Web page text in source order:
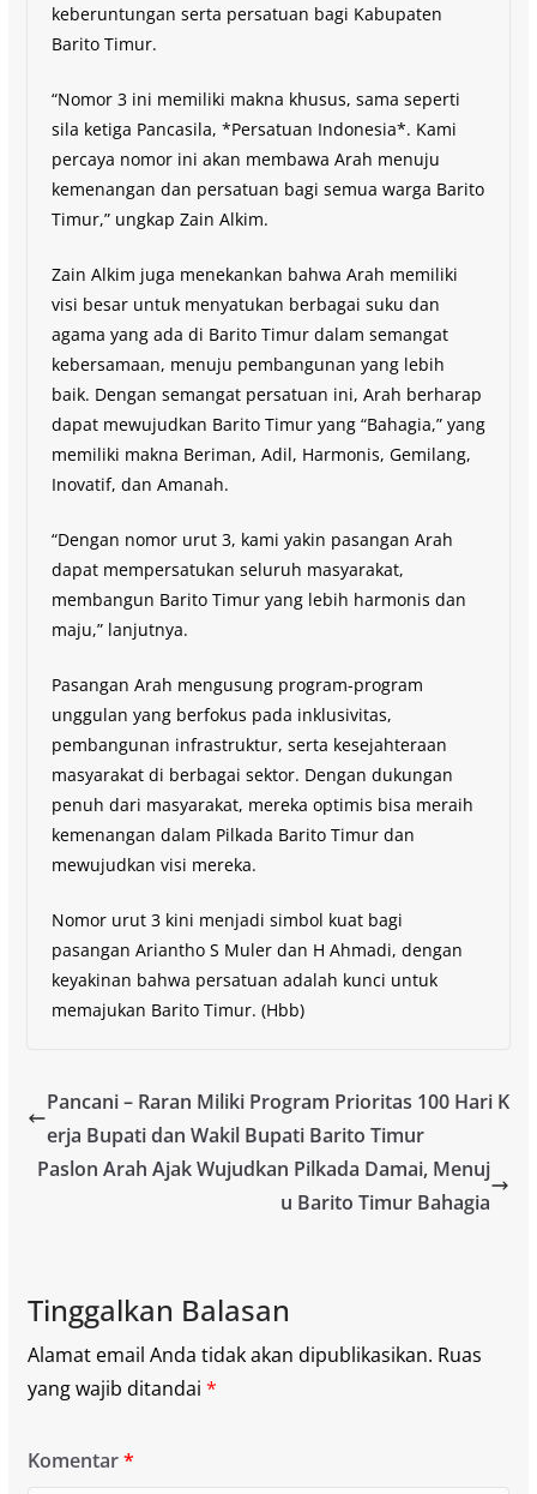
keberuntungan serta persatuan bagi Kabupaten
Barito Timur.
“Nomor 3 ini memiliki makna khusus, sama seperti
sila ketiga Pancasila, *Persatuan Indonesia*. Kami
percaya nomor ini akan membawa Arah menuju
kemenangan dan persatuan bagi semua warga Barito
Timur,” ungkap Zain Alkim.
Zain Alkim juga menekankan bahwa Arah memiliki
visi besar untuk menyatukan berbagai suku dan
agama yang ada di Barito Timur dalam semangat
kebersamaan, menuju pembangunan yang lebih
baik. Dengan semangat persatuan ini, Arah berharap
dapat mewujudkan Barito Timur yang “Bahagia,” yang
memiliki makna Beriman, Adil, Harmonis, Gemilang,
Inovatif, dan Amanah.
“Dengan nomor urut 3, kami yakin pasangan Arah
dapat mempersatukan seluruh masyarakat,
membangun Barito Timur yang lebih harmonis dan
maju,” lanjutnya.
Pasangan Arah mengusung program-program
unggulan yang berfokus pada inklusivitas,
pembangunan infrastruktur, serta kesejahteraan
masyarakat di berbagai sektor. Dengan dukungan
penuh dari masyarakat, mereka optimis bisa meraih
kemenangan dalam Pilkada Barito Timur dan
mewujudkan visi mereka.
Nomor urut 3 kini menjadi simbol kuat bagi
pasangan Ariantho S Muler dan H Ahmadi, dengan
keyakinan bahwa persatuan adalah kunci untuk
memajukan Barito Timur. (Hbb)
Pancani – Raran Miliki Program Prioritas 100 Hari K
erja Bupati dan Wakil Bupati Barito Timur
Paslon Arah Ajak Wujudkan Pilkada Damai, Menuj
u Barito Timur Bahagia
Tinggalkan Balasan
Alamat email Anda tidak akan dipublikasikan. Ruas
yang wajib ditandai *
Komentar*